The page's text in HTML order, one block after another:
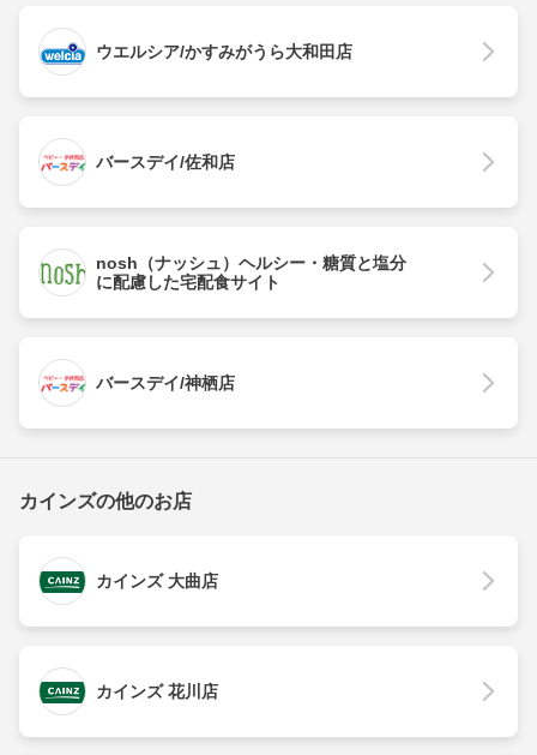
ウエルシア/かすみがうら大和田店
バースデイ/佐和店
nosh（ナッシュ）ヘルシー・糖質と塩分
に配慮した宅配食サイト
バースデイ/神栖店
カインズの他のお店
カインズ 大曲店
カインズ 花川店